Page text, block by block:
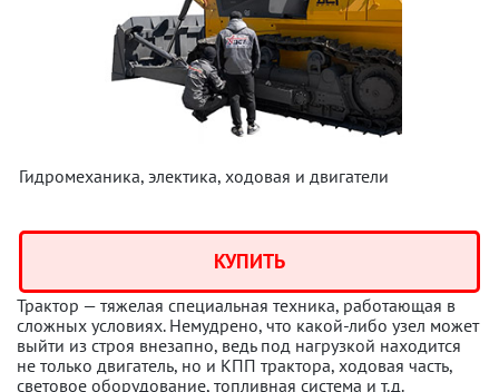
Гидромеханика, электика, ходовая и двигатели
КУПИТЬ
Трактор — тяжелая специальная техника, работающая в
сложных условиях. Немудрено, что какой-либо узел может
выйти из строя внезапно, ведь под нагрузкой находится
не только двигатель, но и КПП трактора, ходовая часть,
световое оборудование, топливная система и т.д.